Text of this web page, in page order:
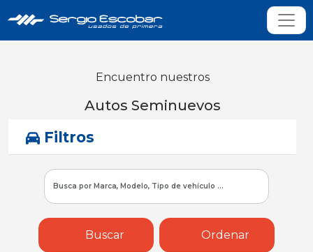
Encuentro nuestros
Autos Seminuevos
Filtros
Buscar Ordenar